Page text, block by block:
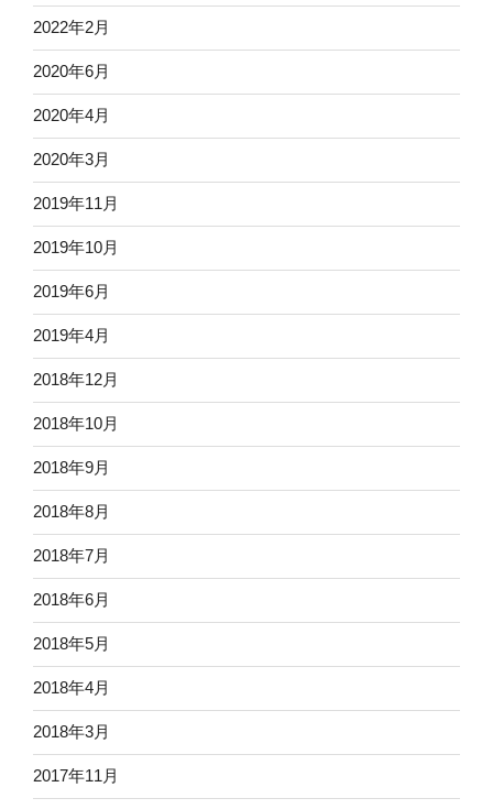
2022年2月
2020年6月
2020年4月
2020年3月
2019年11月
2019年10月
2019年6月
2019年4月
2018年12月
2018年10月
2018年9月
2018年8月
2018年7月
2018年6月
2018年5月
2018年4月
2018年3月
2017年11月